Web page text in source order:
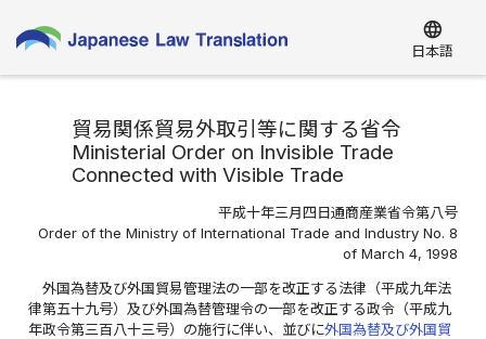
language
日本語
貿易関係貿易外取引等に関する省令
Ministerial Order on Invisible Trade
Connected with Visible Trade
平成十年三月四日通商産業省令第八号
Order of the Ministry of International Trade and Industry No. 8
of March 4, 1998
外国為替及び外国貿易管理法の一部を改正する法律（平成九年法
律第五十九号）及び外国為替管理令の一部を改正する政令（平成九
年政令第三百八十三号）の施行に伴い、並びに外国為替及び外国貿